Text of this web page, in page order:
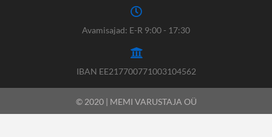
Avamisajad: E-R 9:00 - 17:30
IBAN EE217700771003104562
© 2020 | MEMI VARUSTAJA OÜ